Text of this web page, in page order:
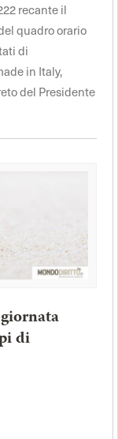
recante il
quadro orario
di
in Italy,
del Presidente
di